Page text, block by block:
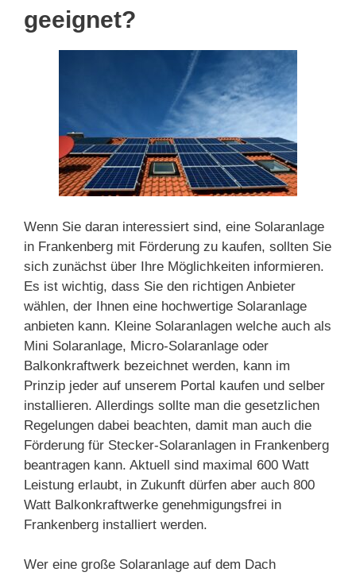
geeignet?
Wenn Sie daran interessiert sind, eine Solaranlage
in Frankenberg mit Förderung zu kaufen, sollten Sie
sich zunächst über Ihre Möglichkeiten informieren.
Es ist wichtig, dass Sie den richtigen Anbieter
wählen, der Ihnen eine hochwertige Solaranlage
anbieten kann. Kleine Solaranlagen welche auch als
Mini Solaranlage, Micro-Solaranlage oder
Balkonkraftwerk bezeichnet werden, kann im
Prinzip jeder auf unserem Portal kaufen und selber
installieren. Allerdings sollte man die gesetzlichen
Regelungen dabei beachten, damit man auch die
Förderung für Stecker-Solaranlagen in Frankenberg
beantragen kann. Aktuell sind maximal 600 Watt
Leistung erlaubt, in Zukunft dürfen aber auch 800
Watt Balkonkraftwerke genehmigungsfrei in
Frankenberg installiert werden.
Wer eine große Solaranlage auf dem Dach